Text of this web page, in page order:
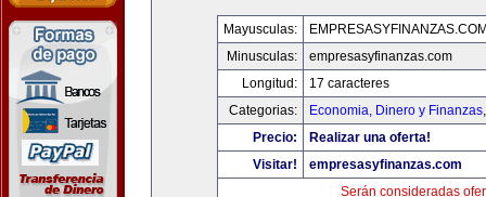
Mayusculas:
Minusculas:
empresasyfinanzas.com
Longitud:
17 caracteres
Categorias:
Economia, Dinero y Finanzas
Precio:
Realizar una oferta!
Visitar!
empresasyfinanzas.com
Serán consideradas